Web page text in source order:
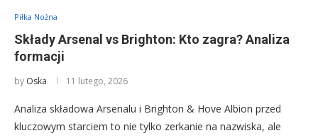
Piłka Nożna
Składy Arsenal vs Brighton: Kto zagra? Analiza
formacji
by Oska 11 lutego, 2026
Analiza składowa Arsenalu i Brighton & Hove Albion przed
kluczowym starciem to nie tylko zerkanie na nazwiska, ale